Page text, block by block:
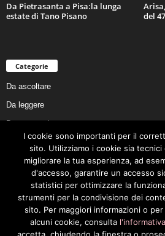
Da Pietrasanta a Pisa:la lunga
estate di Tano Pisano
del
Categorie
Da ascoltare
Da leggere
Da non perdere
Da conoscere
Da preservare
Da vivere
Cookie Policy
I cookie sono importanti per il
sito. Utilizziamo i cookie sia
migliorare la tua esperienza, ad
d'accesso, garantire un accesso
statistici per ottimizzare la
strumenti per la condivisione dei
sito. Per maggiori informazioni o
alcuni cookie, consulta